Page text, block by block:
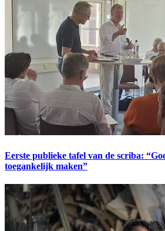
Eerste publieke tafel van de scriba:
toegankelijk maken”